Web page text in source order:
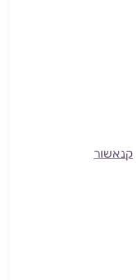
קנאשור